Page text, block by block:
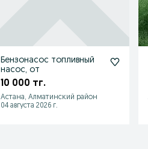
Бензонасос топливный
насос, от
10 000 тг.
Астана, Алматинский район
04 августа 2026 г.